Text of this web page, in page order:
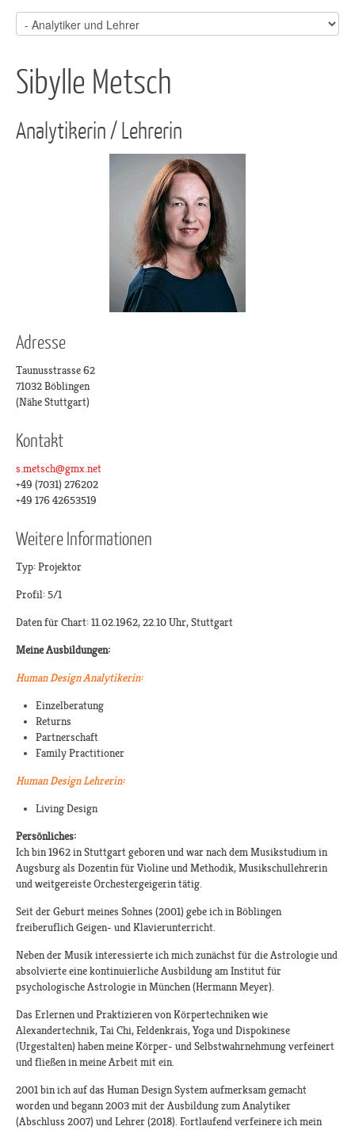
Sibylle Metsch
Analytikerin / Lehrerin
Adresse
Taunusstrasse 62
71032 Böblingen
(Nähe Stuttgart)
Kontakt
s.metsch@gmx.net
+49 (7031) 276202
+49 176 42653519
Weitere Informationen
Typ: Projektor
Profil: 5/1
Daten für Chart: 11.02.1962, 22.10 Uhr, Stuttgart
Meine Ausbildungen:
Human Design Analytikerin:
Einzelberatung
Returns
Partnerschaft
Family Practitioner
Human Design Lehrerin:
Living Design
Persönliches:
Ich bin 1962 in Stuttgart geboren und war nach dem Musikstudium in
Augsburg als Dozentin für Violine und Methodik, Musikschullehrerin
und weitgereiste Orchestergeigerin tätig.
Seit der Geburt meines Sohnes (2001) gebe ich in Böblingen
freiberuflich Geigen- und Klavierunterricht.
Neben der Musik interessierte ich mich zunächst für die Astrologie und
absolvierte eine kontinuierliche Ausbildung am Institut für
psychologische Astrologie in München (Hermann Meyer).
Das Erlernen und Praktizieren von Körpertechniken wie
Alexandertechnik, Tai Chi, Feldenkrais, Yoga und Dispokinese
(Urgestalten) haben meine Körper- und Selbstwahrnehmung verfeinert
und fließen in meine Arbeit mit ein.
2001 bin ich auf das Human Design System aufmerksam gemacht
worden und begann 2003 mit der Ausbildung zum Analytiker
(Abschluss 2007) und Lehrer (2018). Fortlaufend verfeinere ich mein